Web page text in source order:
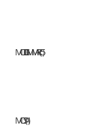
MODI GMM ARC5
MOSA1